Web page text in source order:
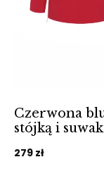
Czerwona
stójką i
279 zł